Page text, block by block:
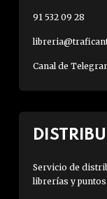
91 532 09 28
Canal de
Servicio de
librerías y